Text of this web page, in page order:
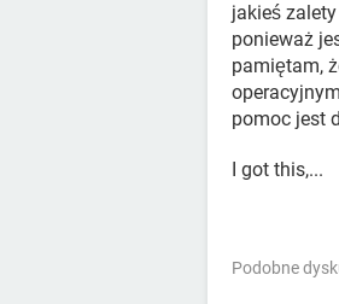
jakieś
ponieważ
pamiętam,
pomoc jest
I got this,...
Podobne